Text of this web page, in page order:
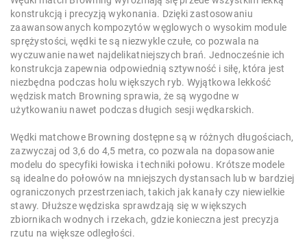
konstrukcją i precyzją wykonania. Dzięki zastosowaniu
zaawansowanych kompozytów węglowych o wysokim module
sprężystości, wędki te są niezwykle czułe, co pozwala na
wyczuwanie nawet najdelikatniejszych brań. Jednocześnie ich
konstrukcja zapewnia odpowiednią sztywność i siłę, która jest
niezbędna podczas holu większych ryb. Wyjątkowa lekkość
wędzisk match Browning sprawia, że są wygodne w
użytkowaniu nawet podczas długich sesji wędkarskich.
Wędki matchowe Browning dostępne są w różnych długościach,
zazwyczaj od 3,6 do 4,5 metra, co pozwala na dopasowanie
modelu do specyfiki łowiska i techniki połowu. Krótsze modele
są idealne do połowów na mniejszych dystansach lub w bardziej
ograniczonych przestrzeniach, takich jak kanały czy niewielkie
stawy. Dłuższe wędziska sprawdzają się w większych
zbiornikach wodnych i rzekach, gdzie konieczna jest precyzja
rzutu na większe odległości.